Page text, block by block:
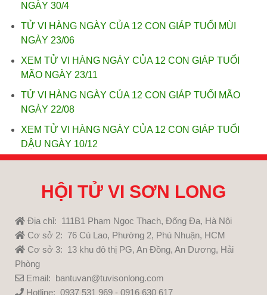
NGÀY 30/4
TỬ VI HÀNG NGÀY CỦA 12 CON GIÁP TUỔI MÙI
NGÀY 23/06
XEM TỬ VI HÀNG NGÀY CỦA 12 CON GIÁP TUỔI
MÃO NGÀY 23/11
TỬ VI HÀNG NGÀY CỦA 12 CON GIÁP TUỔI MÃO
NGÀY 22/08
XEM TỬ VI HÀNG NGÀY CỦA 12 CON GIÁP TUỔI
DẬU NGÀY 10/12
HỘI TỬ VI SƠN LONG
Địa chỉ: 111B1 Phạm Ngọc Thạch, Đống Đa, Hà Nội
Cơ sở 2: 76 Cù Lao, Phường 2, Phú Nhuận, HCM
Cơ sở 3: 13 khu đô thị PG, An Đồng, An Dương, Hải
Phòng
Email: bantuvan@tuvisonlong.com
Hotline: 0937 531 969 - 0916 630 617